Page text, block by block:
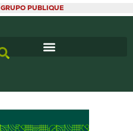
GRUPO PUBLIQUE